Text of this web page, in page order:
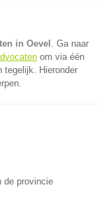
in Oevel . Ga naar
om via één
tegelijk. Hieronder
de provincie